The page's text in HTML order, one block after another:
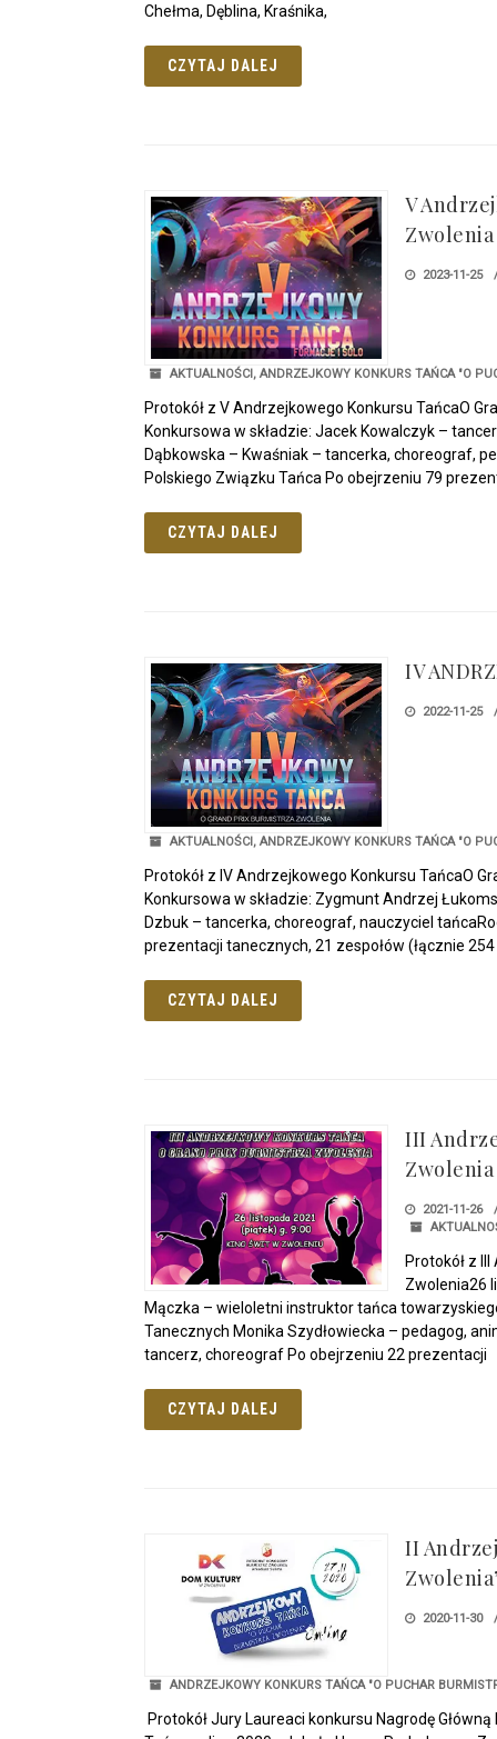
Chełma, Dęblina, Kraśnika,
CZYTAJ DALEJ
V
Zwolenia
2023-11-25
AKTUALNOŚCI, ANDRZEJKOWY KONKURS TAŃCA "O
Protokół z V Andrzejkowego Konkursu TańcaO
Konkursowa w składzie: Jacek Kowalczyk –
Dąbkowska – Kwaśniak – tancerka, choreograf,
Polskiego Związku Tańca Po obejrzeniu 79
CZYTAJ DALEJ
IV
2022-11-25
AKTUALNOŚCI, ANDRZEJKOWY KONKURS TAŃCA "O
Protokół z IV Andrzejkowego Konkursu TańcaO
Konkursowa w składzie: Zygmunt Andrzej
Dzbuk – tancerka, choreograf, nauczyciel
prezentacji tanecznych, 21 zespołów (łącznie
CZYTAJ DALEJ
III
Zwolenia
2021-11-26
Protokół z
Zwolenia26
Mączka – wieloletni instruktor tańca
Tanecznych Monika Szydłowiecka – pedagog,
tancerz, choreograf Po obejrzeniu 22 prezentacji
CZYTAJ DALEJ
II
2020-11-30
ANDRZEJKOWY KONKURS TAŃCA "O PUCHAR
Protokół Jury Laureaci konkursu Nagrodę